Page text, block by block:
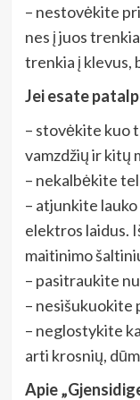
– nestovėkite
nes į juos
trenkia į klevus,
Jei esate
– stovėkite kuo
vamzdžių ir kitų
– nekalbėkite
– atjunkite
elektros laidus.
maitinimo
– pasitraukite
– nesišukuokite
– neglostykite
arti krosnių,
Apie